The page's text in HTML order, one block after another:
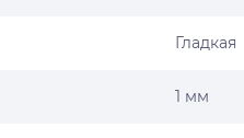
Гладкая
1 мм